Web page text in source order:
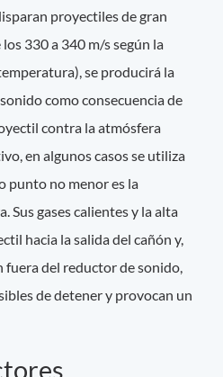
proyectiles de gran
330 a 340 m/s según la
se producirá la
como consecuencia de
contra la atmósfera
en algunos casos se utiliza
punto no menor es la
Sus gases calientes y la alta
hacia la salida del cañón y,
fuera del reductor de sonido,
de detener y provocan un